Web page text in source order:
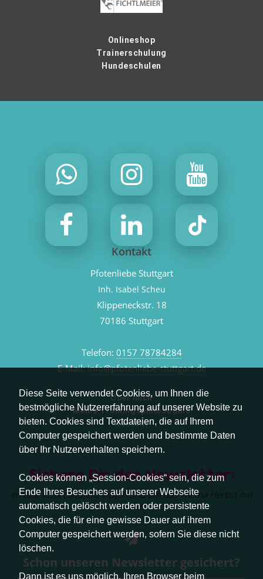
Diese Seite verwendet Cookies, um Ihnen die
bestmögliche Nutzererfahrung auf unserer Website zu
bieten. Cookies sind Textdateien, die auf Ihrem
Computer gespeichert werden und bestimmte Daten
über Ihr Nutzerverhalten speichern.
Cookies können „Session-Cookies“ sein, die zum
Ende Ihres Besuches auf unserer Webseite
automatisch gelöscht werden oder persistente
Cookies, die für eine gewisse Dauer auf ihrem
Computer gespeichert werden, sofern Sie diese nicht
löschen.
Dann ist es uns möglich, Ihren Browser beim
Onlineshop
Trainerschulung
Hundeschulen
Kontakt
Pfotenliebe Stuttgart
Inh. Isabel Scheu
Klippeneckstr. 18
70186 Stuttgart
Telefon: 0157 78784284
E-Mail:info@pfotenliebe-stuttgart.de
Über mich
Meine Trainingsphilosophie
Kontakt
Sichere Dir den Newsletter:
erhalte sofort aktuelle Tipps rund um das Thema Herbst mit
Hund.
Schon unseren Newsletter gesichert?